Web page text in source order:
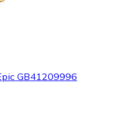
GB41209996